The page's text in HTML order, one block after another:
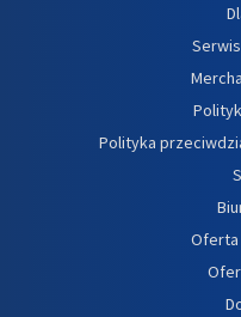
Polityka
Oferta